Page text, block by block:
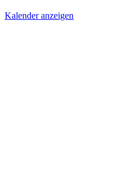
Kalender anzeigen